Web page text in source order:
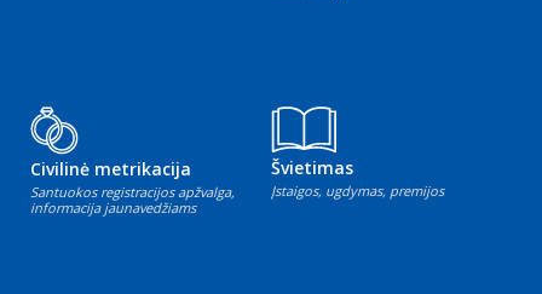
Civilinė metrikacija
Santuokos registracijos apžvalga,
informacija jaunavedžiams
Švietimas
Įstaigos, ugdymas, premijos